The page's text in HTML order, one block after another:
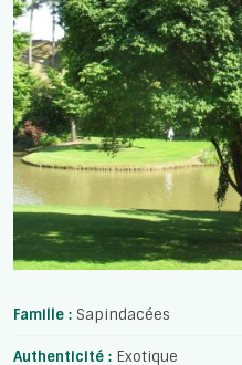
Famille : Sapindacées
Authenticité : Exotique